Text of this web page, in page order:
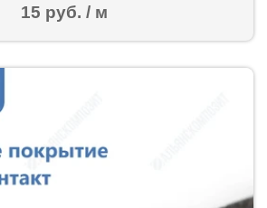
15 руб. / м